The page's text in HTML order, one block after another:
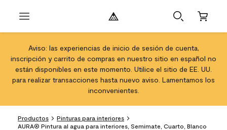
Aviso: las experiencias de inicio de sesión de cuenta,
inscripción y carrito de compras en nuestro sitio en español no
están disponibles en este momento. Utilice el sitio de EE. UU.
para realizar transacciones hasta nuevo aviso. Lamentamos los
inconvenientes.
Productos
Pinturas para interiores
AURA® Pintura al agua para interiores, Semimate, Cuarto, Blanco